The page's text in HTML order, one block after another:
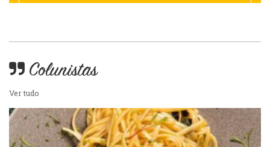
Lanchonetes
Padarias e Confeitarias
Colunistas
Ver tudo